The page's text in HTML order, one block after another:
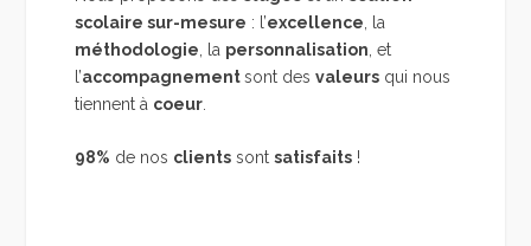
scolaire sur-mesure : l’excellence
la
méthodologie
la personnalisation et
l’accompagnementsont des valeursqui nous
tiennent à coeur.
98% de nos clientssont satisfaits!